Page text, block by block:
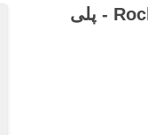
بازی Rocket League : Collector's Edition - پلی